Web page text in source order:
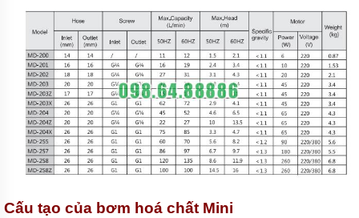
2CY
bánh
răng
dẫn
động
bằng
khớp
Máy
bơm
kiểu
Cấu tạo của bơm hoá chất Mini